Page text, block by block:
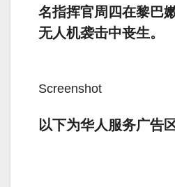
名指挥官周四在黎巴
无人机袭击中丧生。
Screenshot
以下为华人服务广告